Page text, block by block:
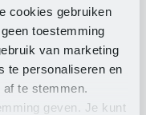
cookies gebruiken
toestemming
van marketing
te personaliseren en
te stemmen.
geven. Je kunt
or create an